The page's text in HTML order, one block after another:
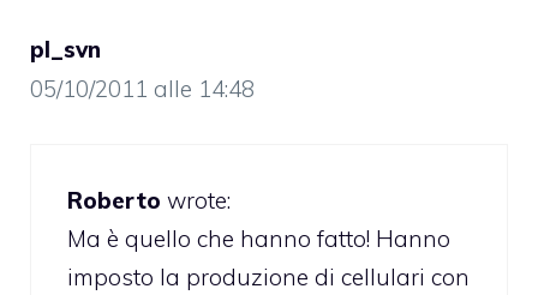
pl_svn
05/10/2011 alle 14:48
Roberto wrote:
Ma è quello che hanno fatto! Hanno
imposto la produzione di cellulari con